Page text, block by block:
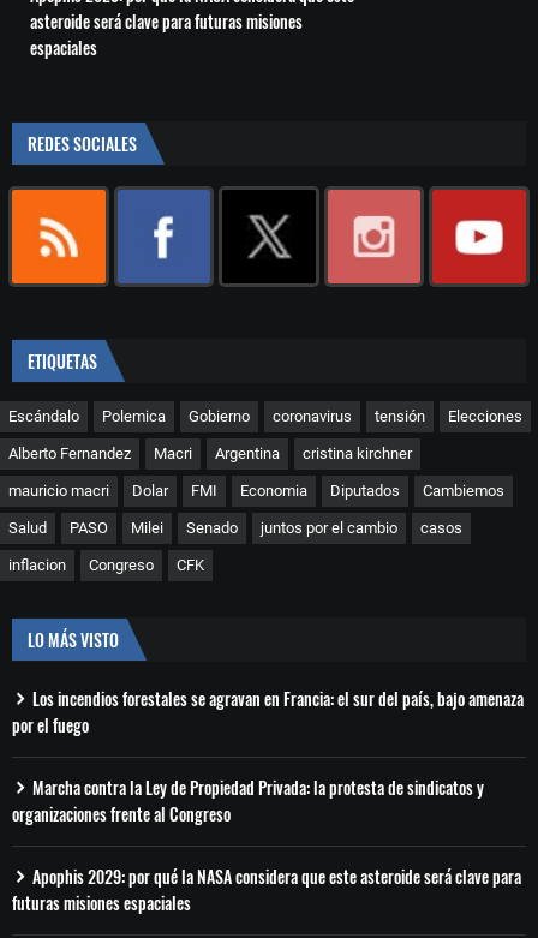
asteroide será clave para futuras misiones
espaciales
REDES SOCIALES
ETIQUETAS
Escándalo Polemica Gobierno coronavirus tensión Elecciones
Alberto Fernandez Macri Argentina cristina kirchner
mauricio macri Dolar FMI Economia Diputados Cambiemos
Salud PASO Milei Senado juntos por el cambio casos
inflacion Congreso CFK
LO MÁS VISTO
Los incendios forestales se agravan en Francia: el sur del país, bajo amenaza
por el fuego
Marcha contra la Ley de Propiedad Privada: la protesta de sindicatos y
organizaciones frente al Congreso
Apophis 2029: por qué la NASA considera que este asteroide será clave para
futuras misiones espaciales